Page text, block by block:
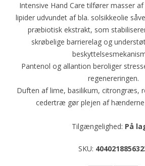
Intensive Hand Care tilfører masser
lipider udvundet af bla. solsikkeolie
præbiotisk ekstrakt, som
skrøbelige barrierelag og
Pantenol og allantion beroliger
regenereringen.
Duften af lime, basilikum, citrongræs,
cedertræ gør plejen af hænderne
Tilgængelighed: På
SKU: